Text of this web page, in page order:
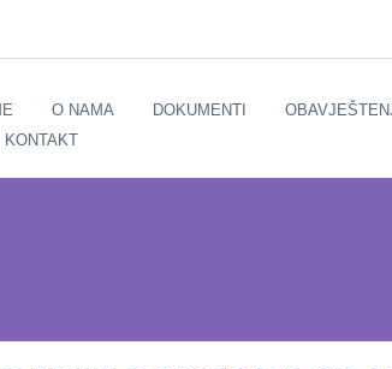
O NAMA DOKUMENTI
KONTAKT